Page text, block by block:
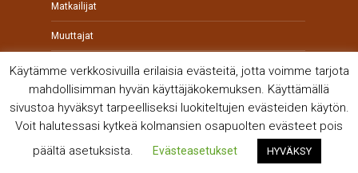
Matkailijat
Muuttajat
© Kankaanpään kaupunki
Käytämme verkkosivuilla erilaisia evästeitä, jotta voimme tarjota
mahdollisimman hyvän käyttäjäkokemuksen. Käyttämällä
sivustoa hyväksyt tarpeelliseksi luokiteltujen evästeiden käytön.
Voit halutessasi kytkeä kolmansien osapuolten evästeet pois
päältä asetuksista.
Evästeasetukset HYVÄKSY